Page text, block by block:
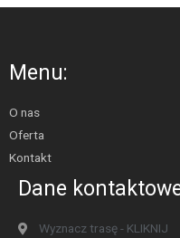
Menu:
O nas
Oferta
Kontakt
Dane
Wyznacz trasę - KLIKNIJ